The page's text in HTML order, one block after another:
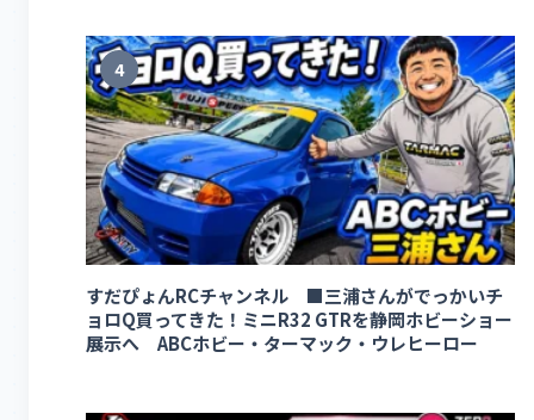
4
すだぴょんRCチャンネル ■三浦さんがでっかいチ
ョロQ買ってきた！ミニR32 GTRを静岡ホビーショー
展示へ ABCホビー・ターマック・ウレヒーロー